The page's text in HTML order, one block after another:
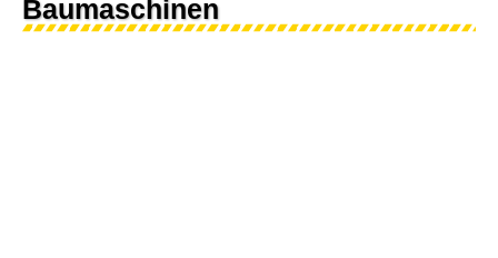
Baumaschinen